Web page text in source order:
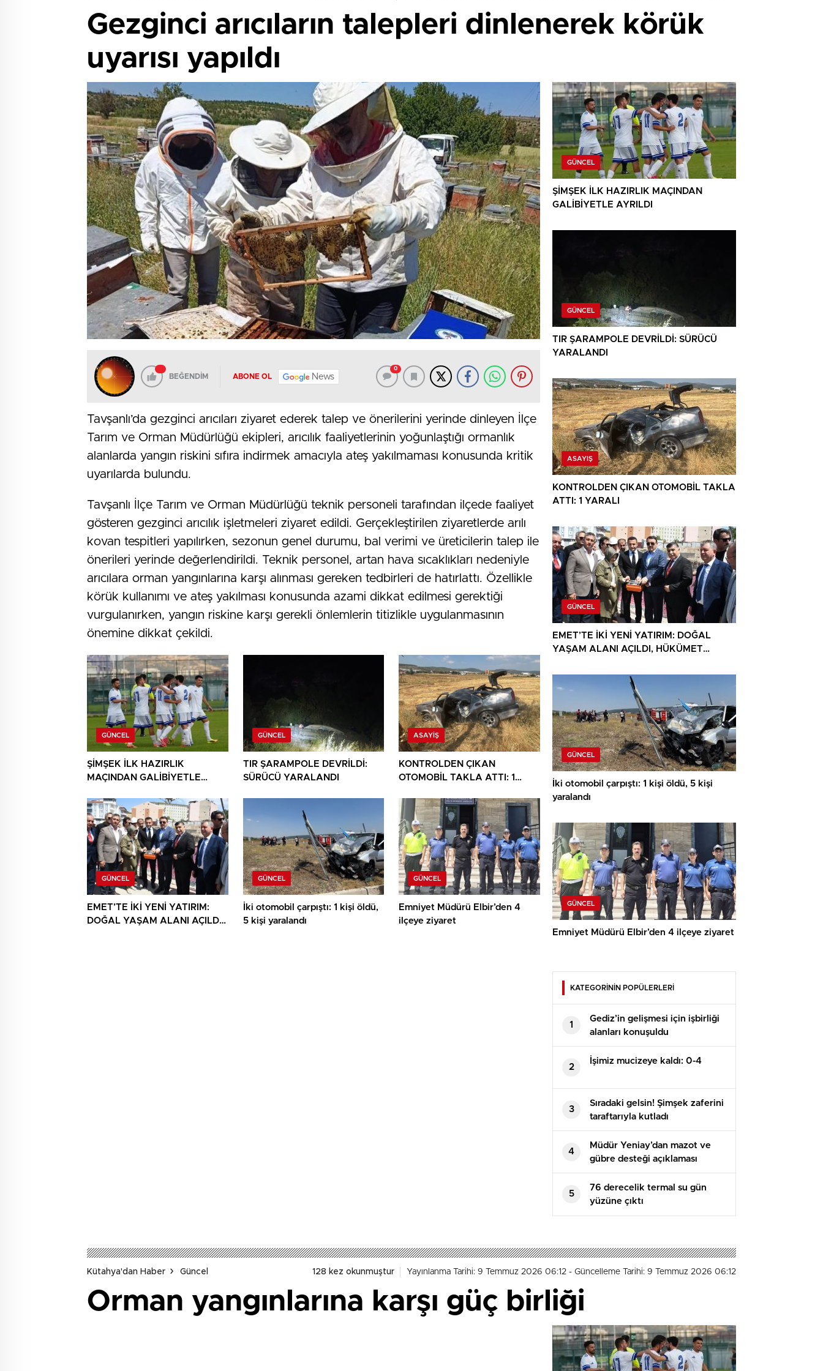
Gezginci arıcıların talepleri dinlenerek körük
uyarısı yapıldı
BEĞENDİM ABONE OL News
0
Tavşanlı’da gezginci arıcıları ziyaret ederek talep ve önerilerini yerinde dinleyen İlçe
Tarım ve Orman Müdürlüğü ekipleri, arıcılık faaliyetlerinin yoğunlaştığı ormanlık
alanlarda yangın riskini sıfıra indirmek amacıyla ateş yakılmaması konusunda kritik
uyarılarda bulundu.
Tavşanlı İlçe Tarım ve Orman Müdürlüğü teknik personeli tarafından ilçede faaliyet
gösteren gezginci arıcılık işletmeleri ziyaret edildi. Gerçekleştirilen ziyaretlerde arılı
kovan tespitleri yapılırken, sezonun genel durumu, bal verimi ve üreticilerin talep ile
önerileri yerinde değerlendirildi. Teknik personel, artan hava sıcaklıkları nedeniyle
arıcılara orman yangınlarına karşı alınması gereken tedbirleri de hatırlattı. Özellikle
körük kullanımı ve ateş yakılması konusunda azami dikkat edilmesi gerektiği
vurgulanırken, yangın riskine karşı gerekli önlemlerin titizlikle uygulanmasının
önemine dikkat çekildi.
GÜNCEL
ŞİMŞEK İLK HAZIRLIK
MAÇINDAN GALİBİYETLE
GÜNCEL
TIR ŞARAMPOLE DEVRİLDİ:
SÜRÜCÜ YARALANDI
ASAYIŞ
KONTROLDEN ÇIKAN
OTOMOBİL TAKLA ATTI: 1
GÜNCEL
EMET’TE İKİ YENİ YATIRIM:
DOĞAL YAŞAM ALANI AÇILDI,
GÜNCEL
İki otomobil çarpıştı: 1 kişi öldü,
5 kişi yaralandı
GÜNCEL
Emniyet Müdürü Elbir’den 4
ilçeye ziyaret
GÜNCEL
ŞİMŞEK İLK HAZIRLIK MAÇINDAN
GALİBİYETLE AYRILDI
GÜNCEL
TIR ŞARAMPOLE DEVRİLDİ: SÜRÜCÜ
YARALANDI
ASAYIŞ
KONTROLDEN ÇIKAN OTOMOBİL TAKLA
ATTI: 1 YARALI
GÜNCEL
EMET’TE İKİ YENİ YATIRIM: DOĞAL
YAŞAM ALANI AÇILDI, HÜKÜMET
GÜNCEL
İki otomobil çarpıştı: 1 kişi öldü, 5 kişi
yaralandı
GÜNCEL
Emniyet Müdürü Elbir’den 4 ilçeye ziyaret
KATEGORİNİN POPÜLERLERİ
1
Gediz’in gelişmesi için işbirliği
alanları konuşuldu
2
İşimiz mucizeye kaldı: 0-4
3
Sıradaki gelsin! Şimşek zaferini
taraftarıyla kutladı
4
Müdür Yeniay’dan mazot ve
gübre desteği açıklaması
5
76 derecelik termal su gün
yüzüne çıktı
Kütahya'dan Haber Güncel 128 kez okunmuştur Yayınlanma Tarihi: 9 Temmuz 2026 06:12 - Güncelleme Tarihi: 9 Temmuz 2026 06:12
Orman yangınlarına karşı güç birliği